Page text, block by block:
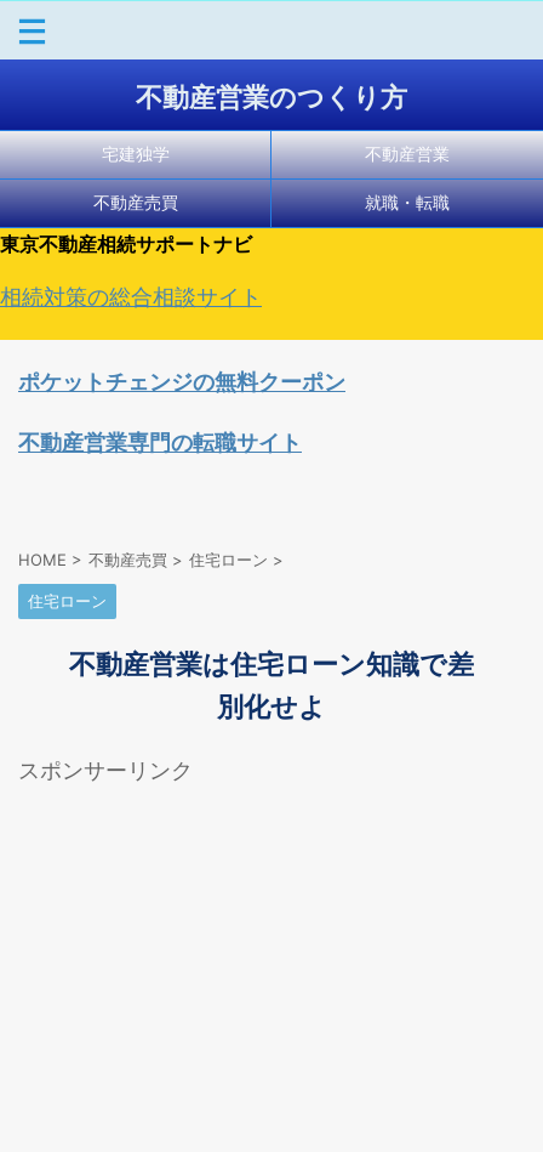
不動産営業のつくり方
宅建独学 不動産営業
不動産売買 就職・転職
東京不動産相続サポートナビ
相続対策の総合相談サイト
ポケットチェンジの無料クーポン
不動産営業専門の転職サイト
HOME > 不動産売買 > 住宅ローン >
住宅ローン
不動産営業は住宅ローン知識で差
別化せよ
スポンサーリンク